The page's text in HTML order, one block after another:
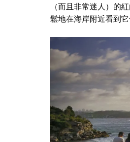
（而且非常迷人）的
鬆地在海岸附近看到它